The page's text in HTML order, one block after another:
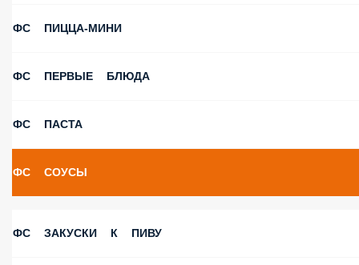
ФС ПИЦЦА-МИНИ
ФС ПЕРВЫЕ БЛЮДА
ФС ПАСТА
ФС СОУСЫ
ФС ЗАКУСКИ К ПИВУ